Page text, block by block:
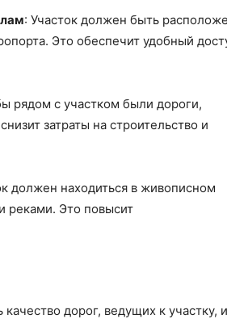
: Участок должен быть
Это обеспечит удобный
рядом с участком были дороги,
затраты на строительство и
должен находиться в живописном
реками. Это повысит
дорог, ведущих к участку, и